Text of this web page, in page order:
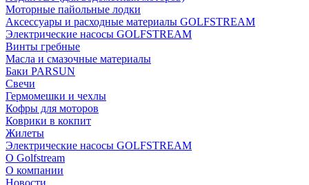
Моторные пайольные лодки
Аксессуары и расходные материалы GOLFSTREAM
Электрические насосы GOLFSTREAM
Винты гребные
Масла и смазочные материалы
Баки PARSUN
Свечи
Гермомешки и чехлы
Кофры для моторов
Коврики в кокпит
Жилеты
Электрические насосы GOLFSTREAM
О Golfstream
О компании
Новости